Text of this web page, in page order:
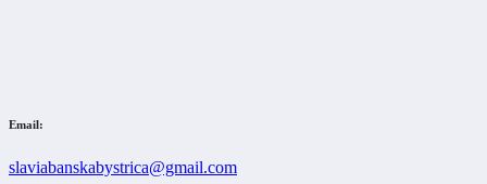
Email:
slaviabanskabystrica@gmail.com